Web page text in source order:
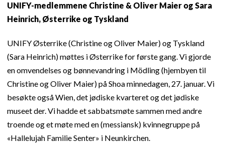
UNIFY-medlemmene Christine & Oliver Maier og Sara
Heinrich, Østerrike og Tyskland
UNIFY Østerrike (Christine og Oliver Maier) og Tyskland
(Sara Heinrich) møttes i Østerrike for første gang. Vi gjorde
en omvendelses og bønnevandring i Mödling (hjembyen til
Christine og Oliver Maier) på Shoa minnedagen, 27. januar. Vi
besøkte også Wien, det jødiske kvarteret og det jødiske
museet der. Vi hadde et sabbatsmøte sammen med andre
troende og et møte med en (messiansk) kvinnegruppe på
«Hallelujah Familie Senter» i Neunkirchen.